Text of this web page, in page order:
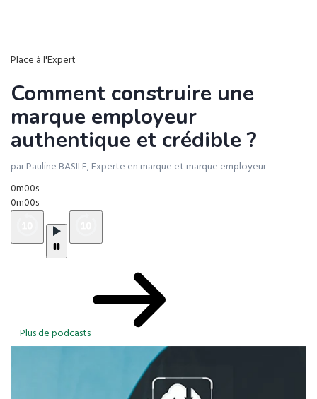
Place à l'Expert
Comment construire une
marque employeur
authentique et crédible ?
par Pauline BASILE, Experte en marque et marque employeur
0m00s
0m00s
Plus de podcasts